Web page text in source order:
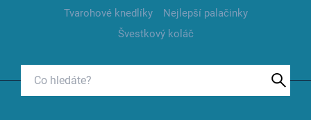
Tvarohové knedlíky
Nejlepší palačinky
Švestkový koláč